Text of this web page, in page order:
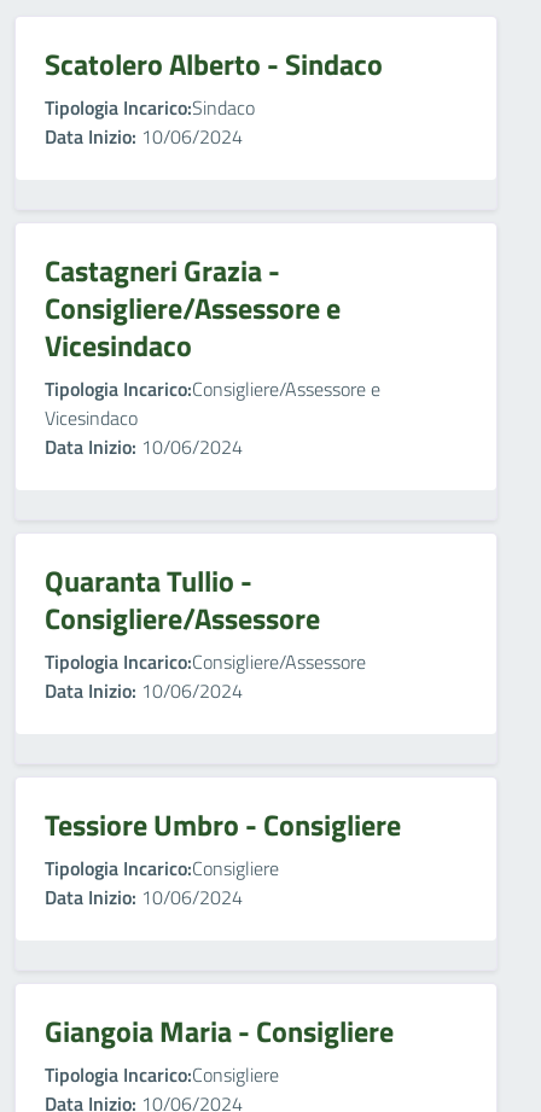
Scatolero Alberto - Sindaco
Tipologia Incarico:Sindaco
Data Inizio: 10/06/2024
Castagneri Grazia -
Consigliere/Assessore e
Vicesindaco
Tipologia Incarico:Consigliere/Assessore e
Vicesindaco
Data Inizio: 10/06/2024
Quaranta Tullio -
Consigliere/Assessore
Tipologia Incarico:Consigliere/Assessore
Data Inizio: 10/06/2024
Tessiore Umbro - Consigliere
Tipologia Incarico:Consigliere
Data Inizio: 10/06/2024
Giangoia Maria - Consigliere
Tipologia Incarico:Consigliere
Data Inizio: 10/06/2024